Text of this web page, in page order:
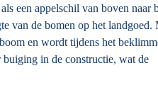
een appelschil van boven naar
van de bomen op het landgoed.
en wordt tijdens het
in de constructie, wat de